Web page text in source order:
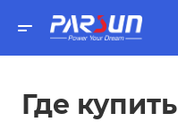
Где купить